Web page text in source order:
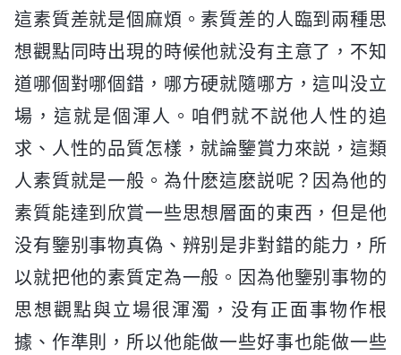
這素質差就是個麻煩。素質差的人臨到兩種思
想觀點同時出現的時候他就没有主意了，不知
道哪個對哪個錯，哪方硬就隨哪方，這叫没立
場，這就是個渾人。咱們就不説他人性的追
求、人性的品質怎樣，就論鑒賞力來説，這類
人素質就是一般。為什麽這麽説呢？因為他的
素質能達到欣賞一些思想層面的東西，但是他
没有鑒别事物真偽、辨别是非對錯的能力，所
以就把他的素質定為一般。因為他鑒别事物的
思想觀點與立場很渾濁，没有正面事物作根
據、作準則，所以他能做一些好事也能做一些